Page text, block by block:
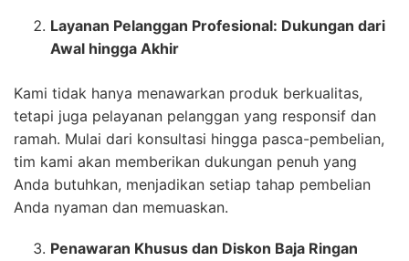
Layanan Pelanggan Profesional: Dukungan dari
Awal hingga Akhir
Kami tidak hanya menawarkan produk berkualitas,
tetapi juga pelayanan pelanggan yang responsif dan
ramah. Mulai dari konsultasi hingga pasca-pembelian,
tim kami akan memberikan dukungan penuh yang
Anda butuhkan, menjadikan setiap tahap pembelian
Anda nyaman dan memuaskan.
Penawaran Khusus dan Diskon Baja Ringan